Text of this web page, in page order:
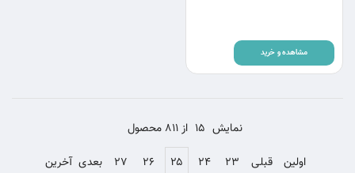
مشاهده و خرید
نمایش 15 از 811 محصول
اولین
قبلی ۲۳ ۲۴ ۲۵ ۲۶ ۲۷ بعدی آخرین